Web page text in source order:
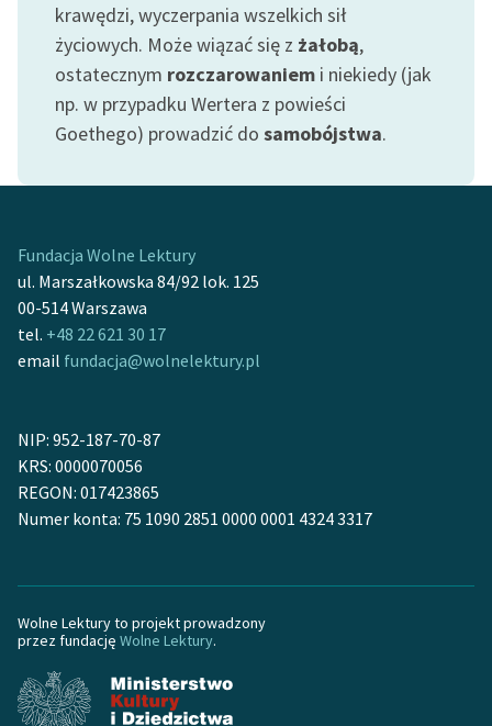
E-kolekcja lektur
szkolnych i literatury do
słuchania dla uczennic i
uczniów z
niepełnosprawnościami
Feministyczne inspiracje.
feministycznej
Ręce pełne poezji
Kolekcje edukacyjne
twórców przechodzących
Starego Testamentu
Odkurzamy bohaterów
Kontakt
O projekcie
krawędzi, wyczerpania wszelkich sił
życiowych. Może wiązać się z żałobą,
ostatecznym rozczarowaniem i niekiedy (jak
np. w przypadku Wertera z powieści
Goethego) prowadzić do samobójstwa.
Fundacja Wolne Lektury
ul. Marszałkowska 84/92 lok. 125
00-514 Warszawa
tel. +48 22 621 30 17
email fundacja@wolnelektury.pl
NIP: 952-187-70-87
KRS: 0000070056
REGON: 017423865
Numer konta: 75 1090 2851 0000 0001 4324 3317
Wolne Lektury to projekt prowadzony
przez fundację Wolne Lektury.